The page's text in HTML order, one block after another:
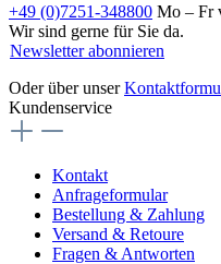
+49 (0)7251-348800 Mo – Fr
Wir sind gerne für Sie da.
Newsletter abonnieren
Oder über unser
Kundenservice
Kontakt
Anfrageformular
Bestellung & Zahlung
Versand & Retoure
Fragen & Antworten